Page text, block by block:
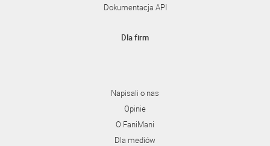
Dokumentacja API
Dla firm
Napisali o nas
Opinie
O FaniMani
Dla mediów